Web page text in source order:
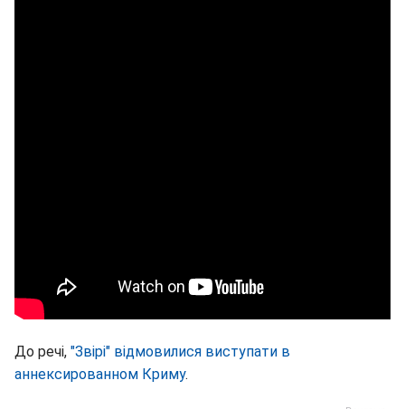
До речі, "Звірі" відмовилися виступати в
аннексированном Криму.